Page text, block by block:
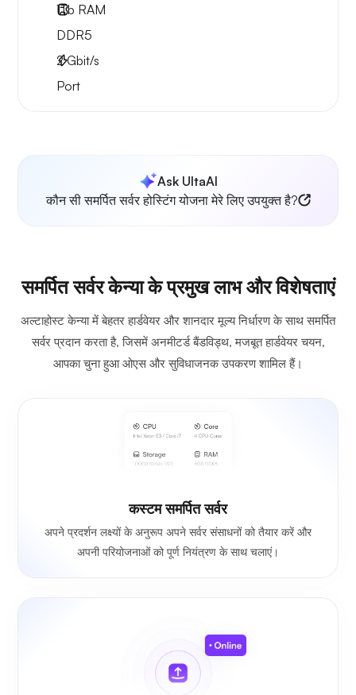
1Tb RAM
DDR5
2Gbit/s
Port
Ask UltaAI
कौन सी समर्पित सर्वर होस्टिंग योजना मेरे लिए उपयुक्त है?
समर्पित सर्वर केन्या के प्रमुख लाभ और विशेषताएं
अल्टाहोस्ट केन्या में बेहतर हार्डवेयर और शानदार मूल्य निर्धारण के साथ समर्पित
सर्वर प्रदान करता है, जिसमें अनमीटर्ड बैंडविड्थ, मजबूत हार्डवेयर चयन,
आपका चुना हुआ ओएस और सुविधाजनक उपकरण शामिल हैं।
कस्टम समर्पित सर्वर
अपने प्रदर्शन लक्ष्यों के अनुरूप अपने सर्वर संसाधनों को तैयार करें और
अपनी परियोजनाओं को पूर्ण नियंत्रण के साथ चलाएं।